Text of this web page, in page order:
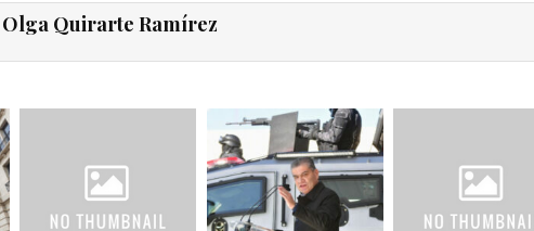
Olga Quirarte Ramírez